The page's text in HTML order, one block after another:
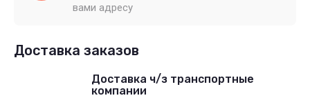
вами адресу
Доставка заказов
Доставка ч/з транспортные
компании